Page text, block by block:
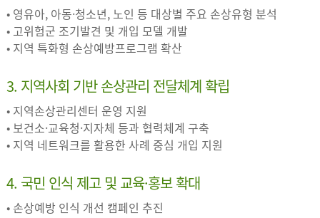
• 영유아, 아동·청소년, 노인 등 대상별 주요 손상유형 분석
• 고위험군 조기발견 및 개입 모델 개발
• 지역 특화형 손상예방프로그램 확산
3. 지역사회 기반 손상관리 전달체계 확립
• 지역손상관리센터 운영 지원
• 보건소·교육청·지자체 등과 협력체계 구축
• 지역 네트워크를 활용한 사례 중심 개입 지원
4. 국민 인식 제고 및 교육·홍보 확대
• 손상예방 인식 개선 캠페인 추진